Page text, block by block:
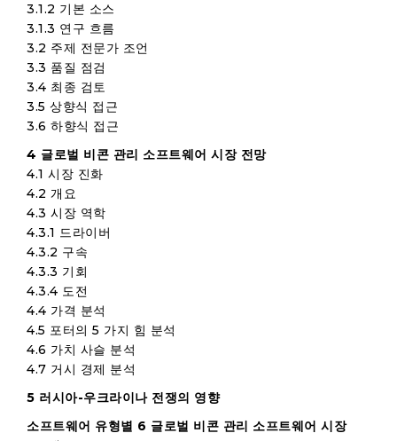
3.1.2 기본 소스
3.1.3 연구 흐름
3.2 주제 전문가 조언
3.3 품질 점검
3.4 최종 검토
3.5 상향식 접근
3.6 하향식 접근
4 글로벌 비콘 관리 소프트웨어 시장 전망
4.1 시장 진화
4.2 개요
4.3 시장 역학
4.3.1 드라이버
4.3.2 구속
4.3.3 기회
4.3.4 도전
4.4 가격 분석
4.5 포터의 5 가지 힘 분석
4.6 가치 사슬 분석
4.7 거시 경제 분석
5 러시아-우크라이나 전쟁의 영향
소프트웨어 유형별 6 글로벌 비콘 관리 소프트웨어 시장